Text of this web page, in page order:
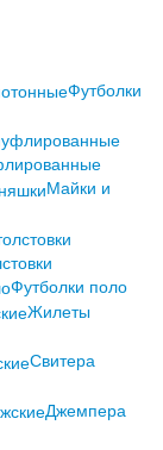
Футболки
Майки и
Футболки поло
Жилеты
Свитера
Джемпера